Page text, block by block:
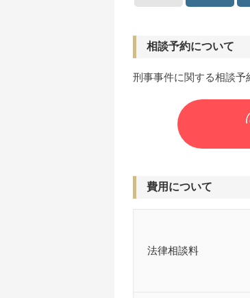
相談予約について
刑事事件に関する相談予
費用について
法律相談料